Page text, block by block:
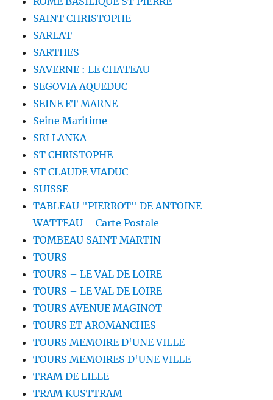
SAINT CHRISTOPHE
SARLAT
SARTHES
SAVERNE : LE CHATEAU
SEGOVIA AQUEDUC
SEINE ET MARNE
Seine Maritime
SRI LANKA
ST CHRISTOPHE
ST CLAUDE VIADUC
SUISSE
TABLEAU "PIERROT" DE ANTOINE
WATTEAU – Carte Postale
TOMBEAU SAINT MARTIN
TOURS
TOURS – LE VAL DE LOIRE
TOURS – LE VAL DE LOIRE
TOURS AVENUE MAGINOT
TOURS ET AROMANCHES
TOURS MEMOIRE D'UNE VILLE
TOURS MEMOIRES D'UNE VILLE
TRAM DE LILLE
TRAM KUSTTRAM